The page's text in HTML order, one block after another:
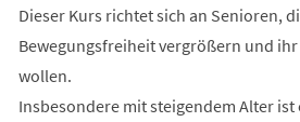
Dieser Kurs richtet sich an Senioren,
Bewegungsfreiheit vergrößern und
wollen.
Insbesondere mit steigendem Alter